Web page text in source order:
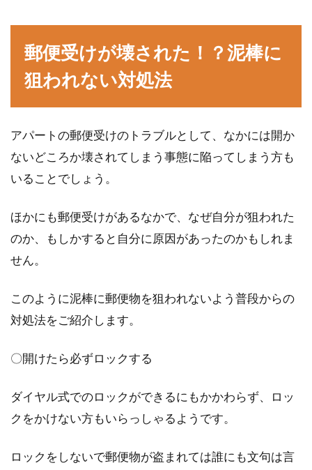
郵便受けが壊された！？泥棒に
狙われない対処法
アパートの郵便受けのトラブルとして、なかには開か
ないどころか壊されてしまう事態に陥ってしまう方も
いることでしょう。
ほかにも郵便受けがあるなかで、なぜ自分が狙われた
のか、もしかすると自分に原因があったのかもしれま
せん。
このように泥棒に郵便物を狙われないよう普段からの
対処法をご紹介します。
〇開けたら必ずロックする
ダイヤル式でのロックができるにもかかわらず、ロッ
クをかけない方もいらっしゃるようです。
ロックをしないで郵便物が盗まれては誰にも文句は言